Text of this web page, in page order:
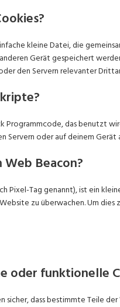
kleine Datei, die
Gerät gespeichert
den Servern relevanter
Programmcode, das benutzt
Servern oder auf deinem Gerät
Web Beacon?
Pixel-Tag genannt), ist ein
zu überwachen. Um
oder funktionelle
sicher, dass bestimmte Teile